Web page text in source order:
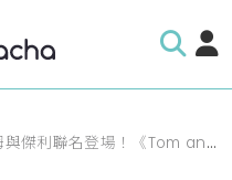
and Jerry》85週年聯名新品切達Cheese奶蓋與限定週邊搶先曝光